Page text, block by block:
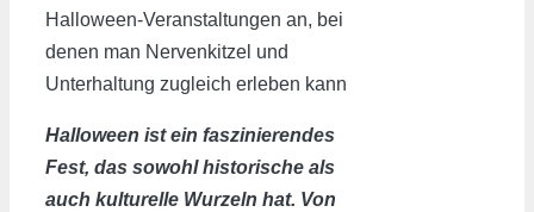
Halloween-Veranstaltungen an, bei
denen man Nervenkitzel und
Unterhaltung zugleich erleben kann
Halloween ist ein faszinierendes
Fest, das sowohl historische als
auch kulturelle Wurzeln hat. Von